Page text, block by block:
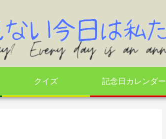
クイズ 記念日カレンダー